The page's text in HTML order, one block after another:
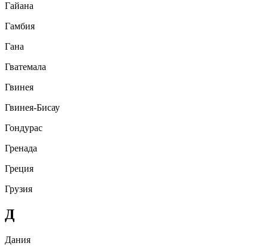
Гайана
Гамбия
Гана
Гватемала
Гвинея
Гвинея-Бисау
Гондурас
Гренада
Греция
Грузия
Д
Дания